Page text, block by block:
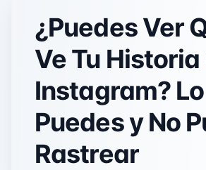
¿Puedes Ver
Ve Tu Historia
Instagram?
Puedes y No
Rastrear